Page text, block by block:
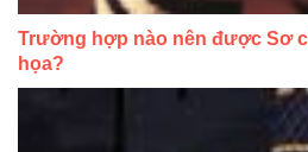
Trường hợp nào nên được Sơ
họa?